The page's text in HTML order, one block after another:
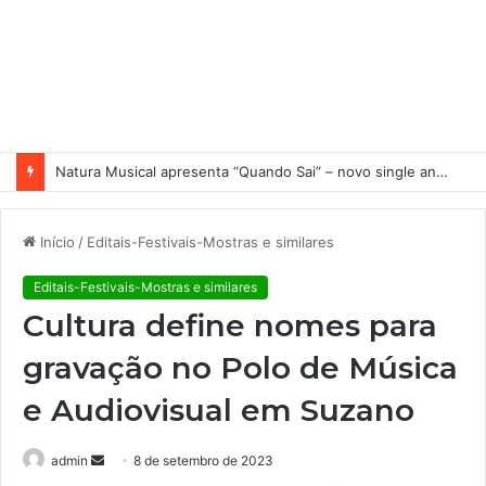
Natura Musical apresenta “Quando Sai” – novo single antecipa estreia do primeiro álbum solo de Elisa Maia
Início / Editais-Festivais-Mostras e similares
Editais-Festivais-Mostras e similares
Cultura define nomes para
gravação no Polo de Música
e Audiovisual em Suzano
admin 8 de setembro de 2023